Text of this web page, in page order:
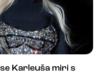
Karleuša miri s